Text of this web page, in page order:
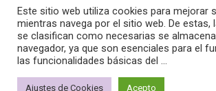
© . Todos los derechos reservados.
Este sitio web utiliza cookies para mejorar
mientras navega por el sitio web. De estas,
se clasifican como necesarias se
navegador, ya que son esenciales para el
las funcionalidades básicas del ...
Ajustes de Cookies Acepto